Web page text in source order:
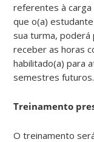
referentes à
que o(a)
sua turma,
receber as horas
habilitado(a) para
semestres futuros.
Treinamento
O treinamento